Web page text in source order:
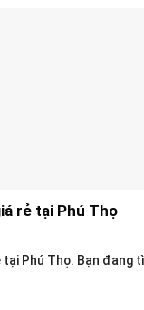
rẻ tại Phú Thọ
tại Phú Thọ. Bạn đang